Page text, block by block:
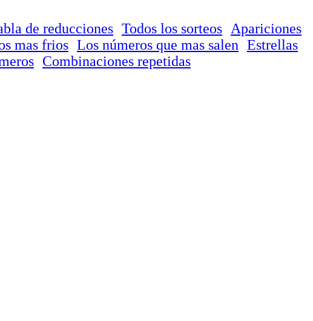
de reducciones Todos los sorteos
Apariciones
mas frios Los números que mas salen Estrellas
Combinaciones repetidas